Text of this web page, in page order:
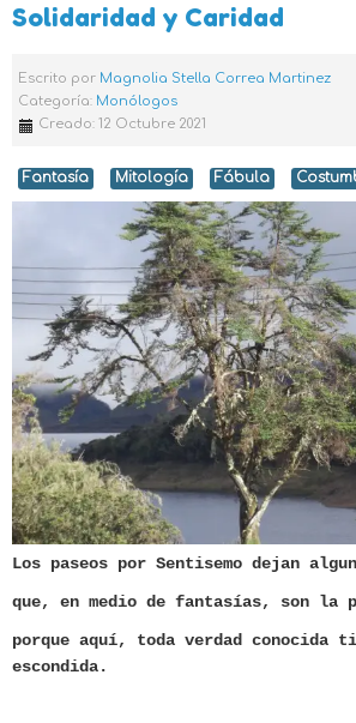
Solidaridad y Caridad
Escrito por Magnolia Stella Correa Martinez
Categoría: Monólogos
Creado: 12 Octubre 2021
Fantasía Mitología Fábula
Los paseos por Sentisemo dejan
que, en medio de fantasías, son la
porque aquí, toda verdad conocida
escondida.